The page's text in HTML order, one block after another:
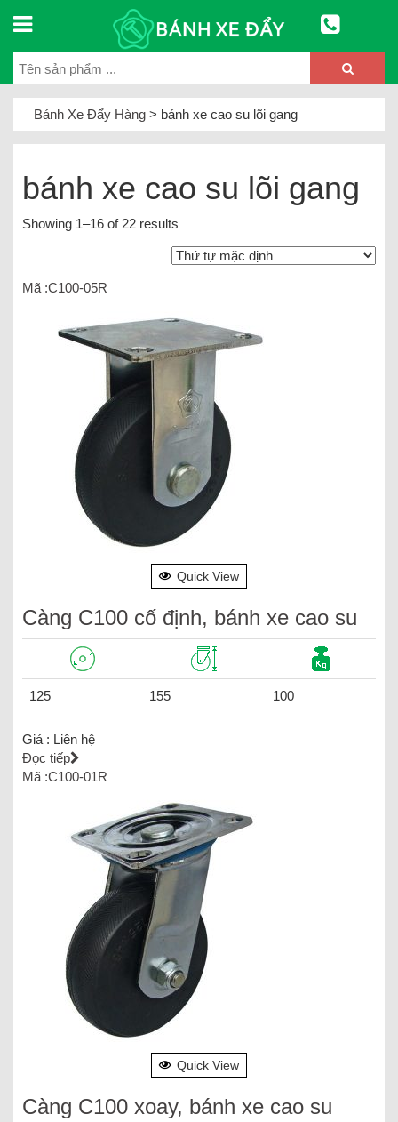
Bánh Xe Đẩy Hàng > bánh xe cao su lõi gang
bánh xe cao su lõi gang
Showing 1–16 of 22 results
Mã :C100-05R
Quick View
Càng C100 cố định, bánh xe cao su
125 155 100
Giá : Liên hệ
Đọc tiếp
Mã :C100-01R
Quick View
Càng C100 xoay, bánh xe cao su